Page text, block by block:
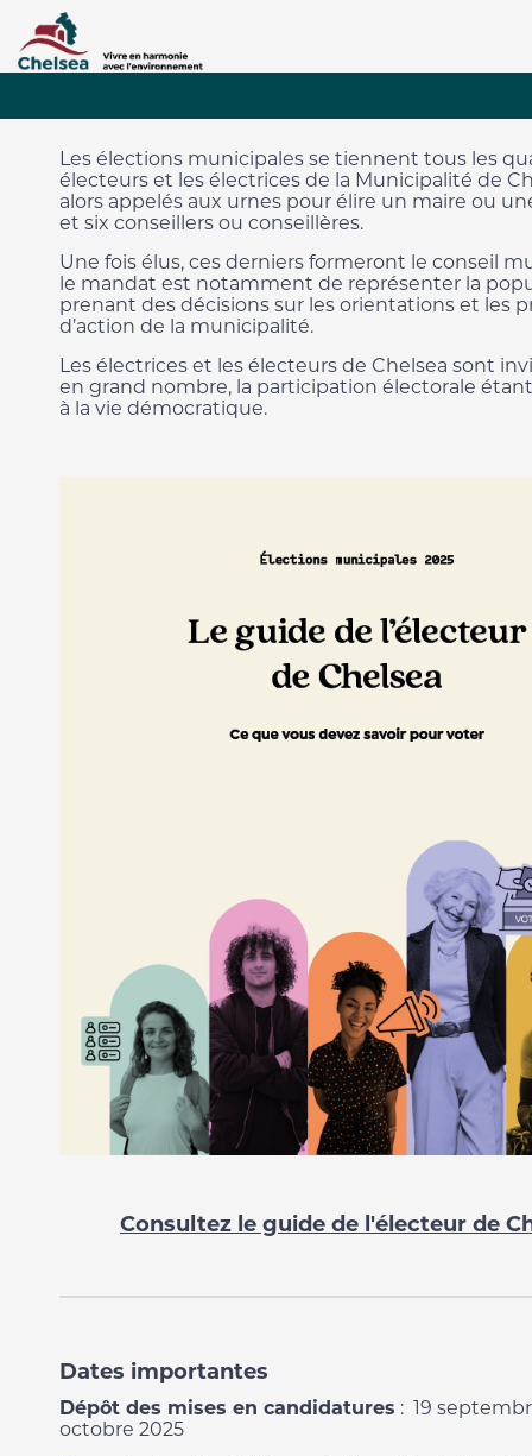
Élections municipales
Les élections municipales se tiennent tous les
électeurs et les électrices de la Municipalité de
alors appelés aux urnes pour élire un maire ou
et six conseillers ou conseillères.
Une fois élus, ces derniers formeront le conseil
le mandat est notamment de représenter la
prenant des décisions sur les orientations et les
d’action de la municipalité.
Les électrices et les électeurs de Chelsea sont
en grand nombre, la participation électorale
à la vie démocratique.
Consultez le guide de l'électeur de
Dates importantes
Dépôt des mises en candidatures : 19
octobre 2025